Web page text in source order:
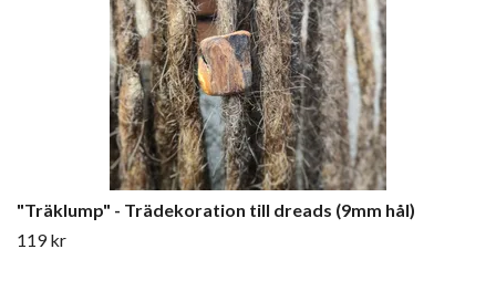
"Träklump" - Trädekoration till dreads (9mm hål)
119 kr